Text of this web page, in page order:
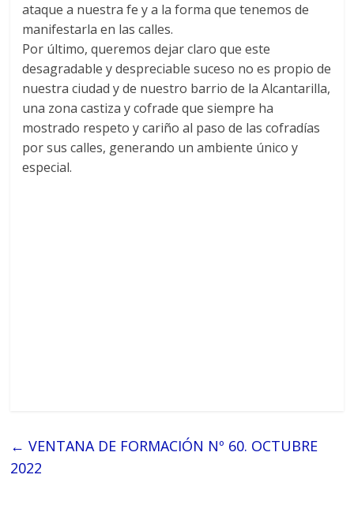
ataque a nuestra fe y a la forma que tenemos de
manifestarla en las calles.
Por último, queremos dejar claro que este
desagradable y despreciable suceso no es propio de
nuestra ciudad y de nuestro barrio de la Alcantarilla,
una zona castiza y cofrade que siempre ha
mostrado respeto y cariño al paso de las cofradías
por sus calles, generando un ambiente único y
especial.
← VENTANA DE FORMACIÓN Nº 60. OCTUBRE
2022